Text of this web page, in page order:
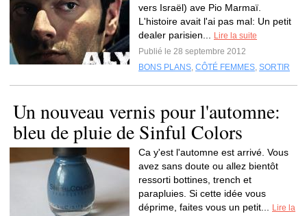
vers Israël) ave Pio Marmaï.
L'histoire avait l'ai pas mal: Un petit
dealer parisien...
Lire la suite
Publié le 28 septembre 2012
BONS PLANS, CÔTÉ FEMMES, SORTIR
Un nouveau vernis pour l'automne:
bleu de pluie de Sinful Colors
Ca y'est l'automne est arrivé. Vous
avez sans doute ou allez bientôt
ressorti bottines, trench et
parapluies. Si cette idée vous
déprime, faites vous un petit...
Lire la